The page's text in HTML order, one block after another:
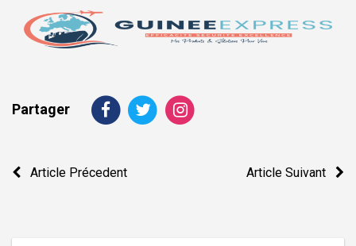
Partager
Navigation
Article Précedent Article Suivant